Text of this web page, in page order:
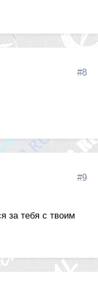
#8
#9
за тебя с твоим